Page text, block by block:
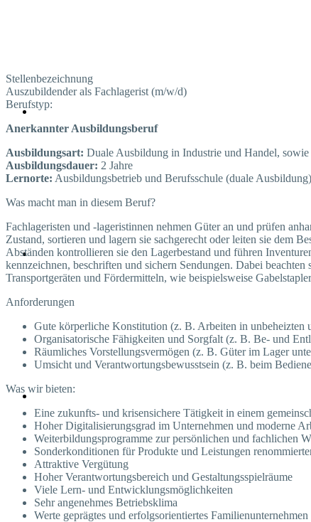
Stellenbezeichnung
Auszubildender als Fachlagerist (m/w/d)
Berufstyp:
Anerkannter Ausbildungsberuf
Ausbildungsart: Duale Ausbildung in Industrie und Handel,
Ausbildungsdauer: 2 Jahre
Lernorte: Ausbildungsbetrieb und Berufsschule (duale Ausbildung)
Was macht man in diesem Beruf?
Fachlageristen und -lageristinnen nehmen Güter an und prüfen
Zustand, sortieren und lagern sie sachgerecht oder leiten sie dem
Abständen kontrollieren sie den Lagerbestand und führen
kennzeichnen, beschriften und sichern Sendungen. Dabei
Transportgeräten und Fördermitteln, wie beispielsweise
Anforderungen
Gute körperliche Konstitution (z. B. Arbeiten in unbeheizten
Organisatorische Fähigkeiten und Sorgfalt (z. B. Be- und
Räumliches Vorstellungsvermögen (z. B. Güter im Lager
Umsicht und Verantwortungsbewusstsein (z. B. beim
Was wir bieten:
Eine zukunfts- und krisensichere Tätigkeit in einem
Hoher Digitalisierungsgrad im Unternehmen und moderne
Weiterbildungsprogramme zur persönlichen und fachlichen
Sonderkonditionen für Produkte und Leistungen
Attraktive Vergütung
Hoher Verantwortungsbereich und Gestaltungsspielräume
Viele Lern- und Entwicklungsmöglichkeiten
Sehr angenehmes Betriebsklima
Werte geprägtes und erfolgsorientiertes